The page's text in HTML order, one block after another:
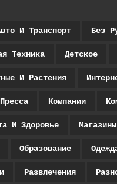
И Транспорт Без
Техника Детское
И Растения
Компании
И Здоровье Магазины
Образование
Развлечения